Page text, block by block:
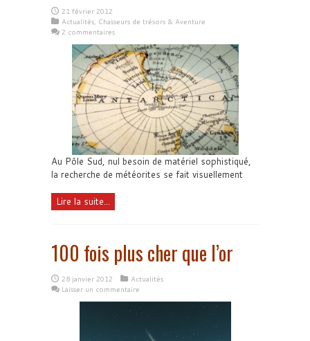
21 février 2012
Actualités Chasseurs de trésors & Aventure
2 commentaires
Au Pôle Sud, nul besoin de matériel sophistiqué,
la recherche de météorites se fait visuellement
Lire la suite...
100 fois plus cher que l’or
28 janvier 2012
Actualités
Laisser un commentaire